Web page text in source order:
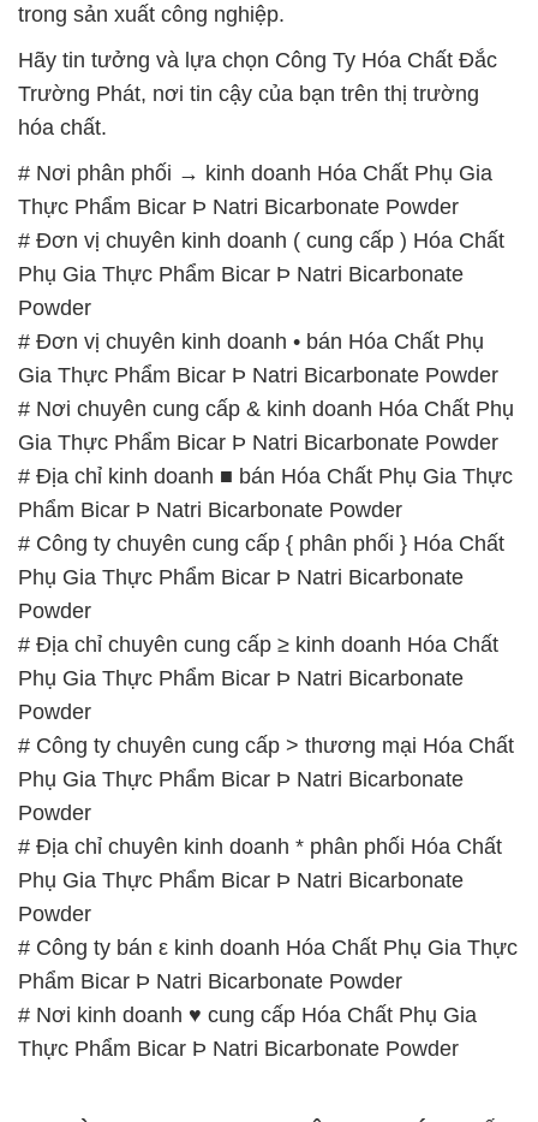
trong sản xuất công nghiệp.
Hãy tin tưởng và lựa chọn Công Ty Hóa Chất Đắc
Trường Phát, nơi tin cậy của bạn trên thị trường
hóa chất.
# Nơi phân phối → kinh doanh Hóa Chất Phụ Gia
Thực Phẩm Bicar Þ Natri Bicarbonate Powder
# Đơn vị chuyên kinh doanh ( cung cấp ) Hóa Chất
Phụ Gia Thực Phẩm Bicar Þ Natri Bicarbonate
Powder
# Đơn vị chuyên kinh doanh • bán Hóa Chất Phụ
Gia Thực Phẩm Bicar Þ Natri Bicarbonate Powder
# Nơi chuyên cung cấp & kinh doanh Hóa Chất Phụ
Gia Thực Phẩm Bicar Þ Natri Bicarbonate Powder
# Địa chỉ kinh doanh ■ bán Hóa Chất Phụ Gia Thực
Phẩm Bicar Þ Natri Bicarbonate Powder
# Công ty chuyên cung cấp { phân phối } Hóa Chất
Phụ Gia Thực Phẩm Bicar Þ Natri Bicarbonate
Powder
# Địa chỉ chuyên cung cấp ≥ kinh doanh Hóa Chất
Phụ Gia Thực Phẩm Bicar Þ Natri Bicarbonate
Powder
# Công ty chuyên cung cấp > thương mại Hóa Chất
Phụ Gia Thực Phẩm Bicar Þ Natri Bicarbonate
Powder
# Địa chỉ chuyên kinh doanh * phân phối Hóa Chất
Phụ Gia Thực Phẩm Bicar Þ Natri Bicarbonate
Powder
# Công ty bán ε kinh doanh Hóa Chất Phụ Gia Thực
Phẩm Bicar Þ Natri Bicarbonate Powder
# Nơi kinh doanh ♥ cung cấp Hóa Chất Phụ Gia
Thực Phẩm Bicar Þ Natri Bicarbonate Powder